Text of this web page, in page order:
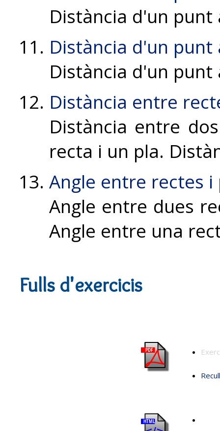
Distància d'un punt
Distància d'un punt
Distància d'un punt
Distància entre
Distància entre
recta i un pla.
Angle entre rectes i
Angle entre dues
Angle entre una
Fulls d'exercicis